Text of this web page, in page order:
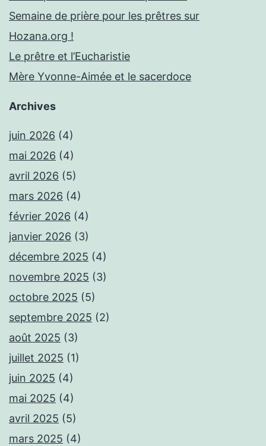
Semaine de prière pour les prêtres sur
Hozana.org !
Le prêtre et l’Eucharistie
Mère Yvonne-Aimée et le sacerdoce
Archives
juin 2026 (4)
mai 2026 (4)
avril 2026 (5)
mars 2026 (4)
février 2026 (4)
janvier 2026 (3)
décembre 2025 (4)
novembre 2025 (3)
octobre 2025 (5)
septembre 2025 (2)
août 2025 (3)
juillet 2025 (1)
juin 2025 (4)
mai 2025 (4)
avril 2025 (5)
mars 2025 (4)